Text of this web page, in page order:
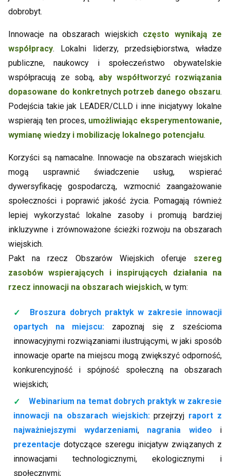
dobrobyt.
Innowacje na obszarach wiejskich często wynikają ze
współpracy. Lokalni liderzy, przedsiębiorstwa, władze
publiczne, naukowcy i społeczeństwo obywatelskie
współpracują ze sobą, aby współtworzyć rozwiązania
dopasowane do konkretnych potrzeb danego obszaru.
Podejścia takie jak LEADER/CLLD i inne inicjatywy lokalne
wspierają ten proces, umożliwiając eksperymentowanie,
wymianę wiedzy i mobilizację lokalnego potencjału.
Korzyści są namacalne. Innowacje na obszarach wiejskich
mogą usprawnić świadczenie usług, wspierać
dywersyfikację gospodarczą, wzmocnić zaangażowanie
społeczności i poprawić jakość życia. Pomagają również
lepiej wykorzystać lokalne zasoby i promują bardziej
inkluzywne i zrównoważone ścieżki rozwoju na obszarach
wiejskich.
Pakt na rzecz Obszarów Wiejskich oferuje szereg
zasobów wspierających i inspirujących działania na
rzecz innowacji na obszarach wiejskich, w tym:
Broszura dobrych praktyk w zakresie innowacji
opartych na miejscu: zapoznaj się z sześcioma
innowacyjnymi rozwiązaniami ilustrującymi, w jaki sposób
innowacje oparte na miejscu mogą zwiększyć odporność,
konkurencyjność i spójność społeczną na obszarach
wiejskich;
Webinarium na temat dobrych praktyk w zakresie
innowacji na obszarach wiejskich:przejrzyj raport z
najważniejszymi wydarzeniami, nagrania wideo i
prezentacje dotyczące szeregu inicjatyw związanych z
innowacjami technologicznymi, ekologicznymi i
społecznymi;